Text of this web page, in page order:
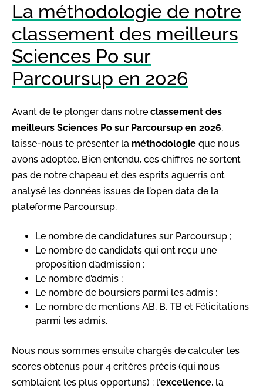
La méthodologie de notre
classement des meilleurs
Sciences Po sur
Parcoursup en 2026
Avant de te plonger dans notre classement des
meilleurs Sciences Po sur Parcoursup en 2026,
laisse-nous te présenter la méthodologie que nous
avons adoptée. Bien entendu, ces chiffres ne sortent
pas de notre chapeau et des esprits aguerris ont
analysé les données issues de l’open data de la
plateforme Parcoursup.
Le nombre de candidatures sur Parcoursup ;
Le nombre de candidats qui ont reçu une
proposition d’admission ;
Le nombre d’admis ;
Le nombre de boursiers parmi les admis ;
Le nombre de mentions AB, B, TB et Félicitations
parmi les admis.
Nous nous sommes ensuite chargés de calculer les
scores obtenus pour 4 critères précis (qui nous
semblaient les plus opportuns) : l’excellence, la